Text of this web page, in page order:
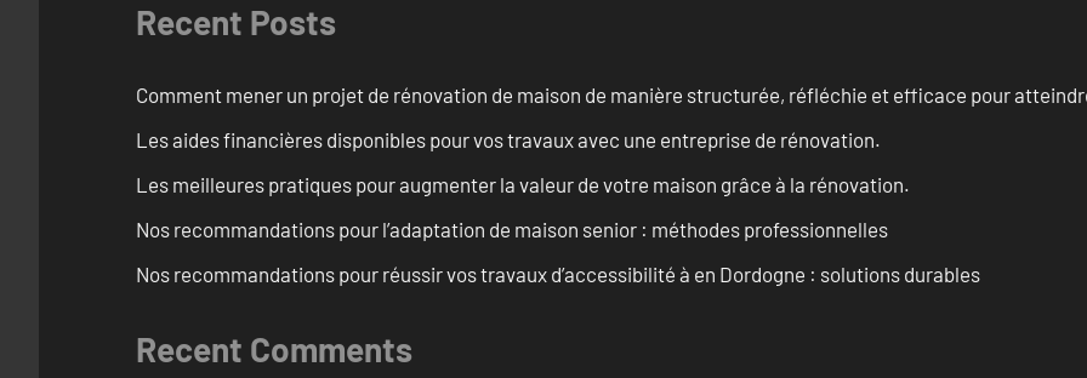
Recent Posts
Comment mener un projet de rénovation de maison de manière structurée, réfléchie et efficace pour
Les aides financières disponibles pour vos travaux avec une entreprise de rénovation.
Les meilleures pratiques pour augmenter la valeur de votre maison grâce à la rénovation.
Nos recommandations pour l’adaptation de maison senior : méthodes professionnelles
Nos recommandations pour réussir vos travaux d’accessibilité à en Dordogne : solutions durables
Recent Comments